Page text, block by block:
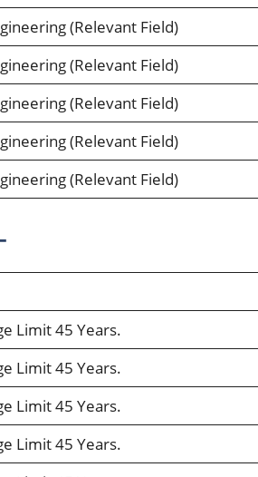
(Relevant Field)
(Relevant Field)
(Relevant Field)
(Relevant Field)
(Relevant Field)
Limit 45 Years.
Limit 45 Years.
Limit 45 Years.
Limit 45 Years.